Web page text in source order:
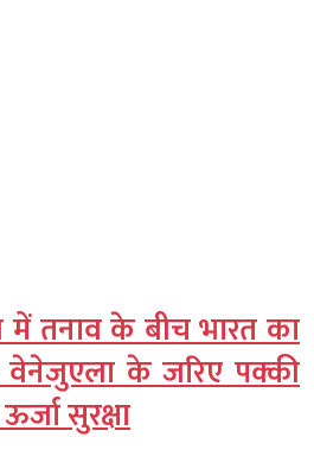
में तनाव के बीच भारत का
के जरिए पक्की
सुरक्षा